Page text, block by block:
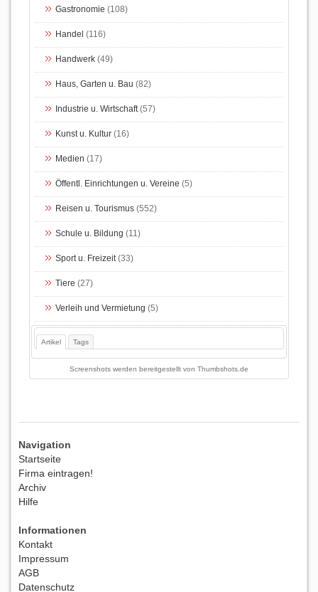
Gastronomie (108)
Handel (116)
Handwerk (49)
Haus, Garten u. Bau (82)
Industrie u. Wirtschaft(57)
Kunst u. Kultur (16)
Medien (17)
Öffentl. Einrichtungen u. Vereine (5)
Reisen u. Tourismus (552)
Schule u. Bildung (11)
Sport u. Freizeit(33)
Tiere (27)
Verleih und Vermietung (5)
Artikel Tags
Screenshots werden bereitgestellt von Thumbshots.de
Navigation
Startseite
Firma eintragen!
Archiv
Hilfe
Informationen
Kontakt
Impressum
AGB
Datenschutz